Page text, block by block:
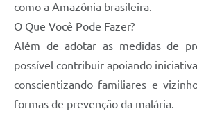
como a Amazônia brasileira.
O Que Você Pode Fazer?
Além de adotar as medidas de
possível contribuir apoiando
conscientizando familiares e
formas de prevenção da malária.